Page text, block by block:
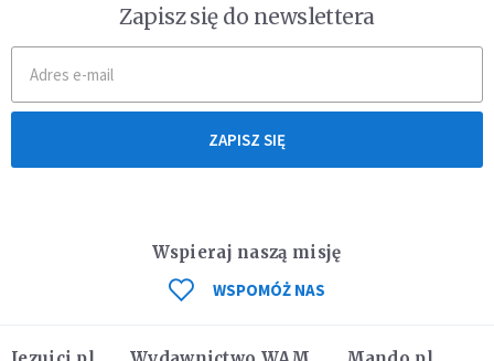
Zapisz się do newslettera
ZAPISZ SIĘ
Wspieraj naszą misję
WSPOMÓŻ NAS